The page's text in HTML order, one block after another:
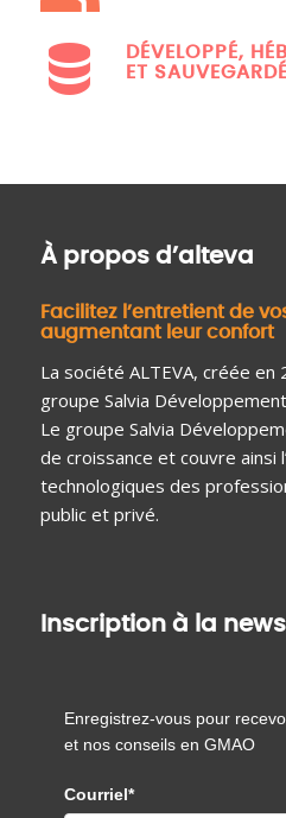
DÉVELOPPÉ,
ET
À propos d’alteva
Facilitez l’entretient de
augmentant leur confort
La société ALTEVA, créée
groupe Salvia
Le groupe Salvia
de croissance et couvre ainsi
technologiques des
public et privé.
Inscription à la
Enregistrez-vous pour
et nos conseils en GMAO
Courriel*